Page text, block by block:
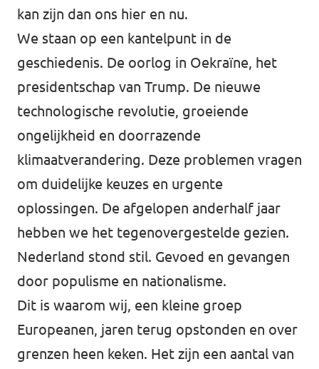
kan zijn dan ons hier en nu.
We staan op een kantelpunt in de
geschiedenis. De oorlog in Oekraïne, het
presidentschap van Trump. De nieuwe
technologische revolutie, groeiende
ongelijkheid en doorrazende
klimaatverandering. Deze problemen vragen
om duidelijke keuzes en urgente
oplossingen. De afgelopen anderhalf jaar
hebben we het tegenovergestelde gezien.
Nederland stond stil. Gevoed en gevangen
door populisme en nationalisme.
Dit is waarom wij, een kleine groep
Europeanen, jaren terug opstonden en over
grenzen heen keken. Het zijn een aantal van